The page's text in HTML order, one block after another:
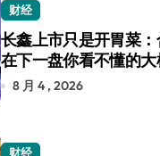
财经
长鑫上市只是开胃菜
在下一盘你看不懂的大
8 月 4 , 2026
财经